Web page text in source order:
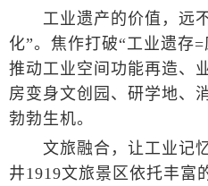
工业遗产的价值，远不
化”。焦作打破“工业遗存=
推动工业空间功能再造、
房变身文创园、研学地、
勃勃生机。
文旅融合，让工业记忆
井1919文旅景区依托丰富